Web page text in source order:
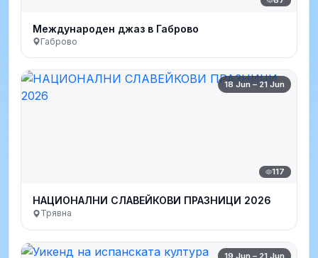
Международен джаз в Габрово
Габрово
18 Jun – 21 Jun
117
НАЦИОНАЛНИ СЛАВЕЙКОВИ ПРАЗНИЦИ 2026
Трявна
19 Jun – 21 Jun